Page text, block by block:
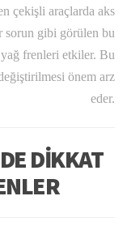
çekişli araçlarda aks
sorun gibi görülen bu
yağ frenleri etkiler. Bu
önem arz
eder.
DİKKAT